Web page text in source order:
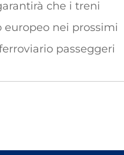
che i treni
nei prossimi
passeggeri